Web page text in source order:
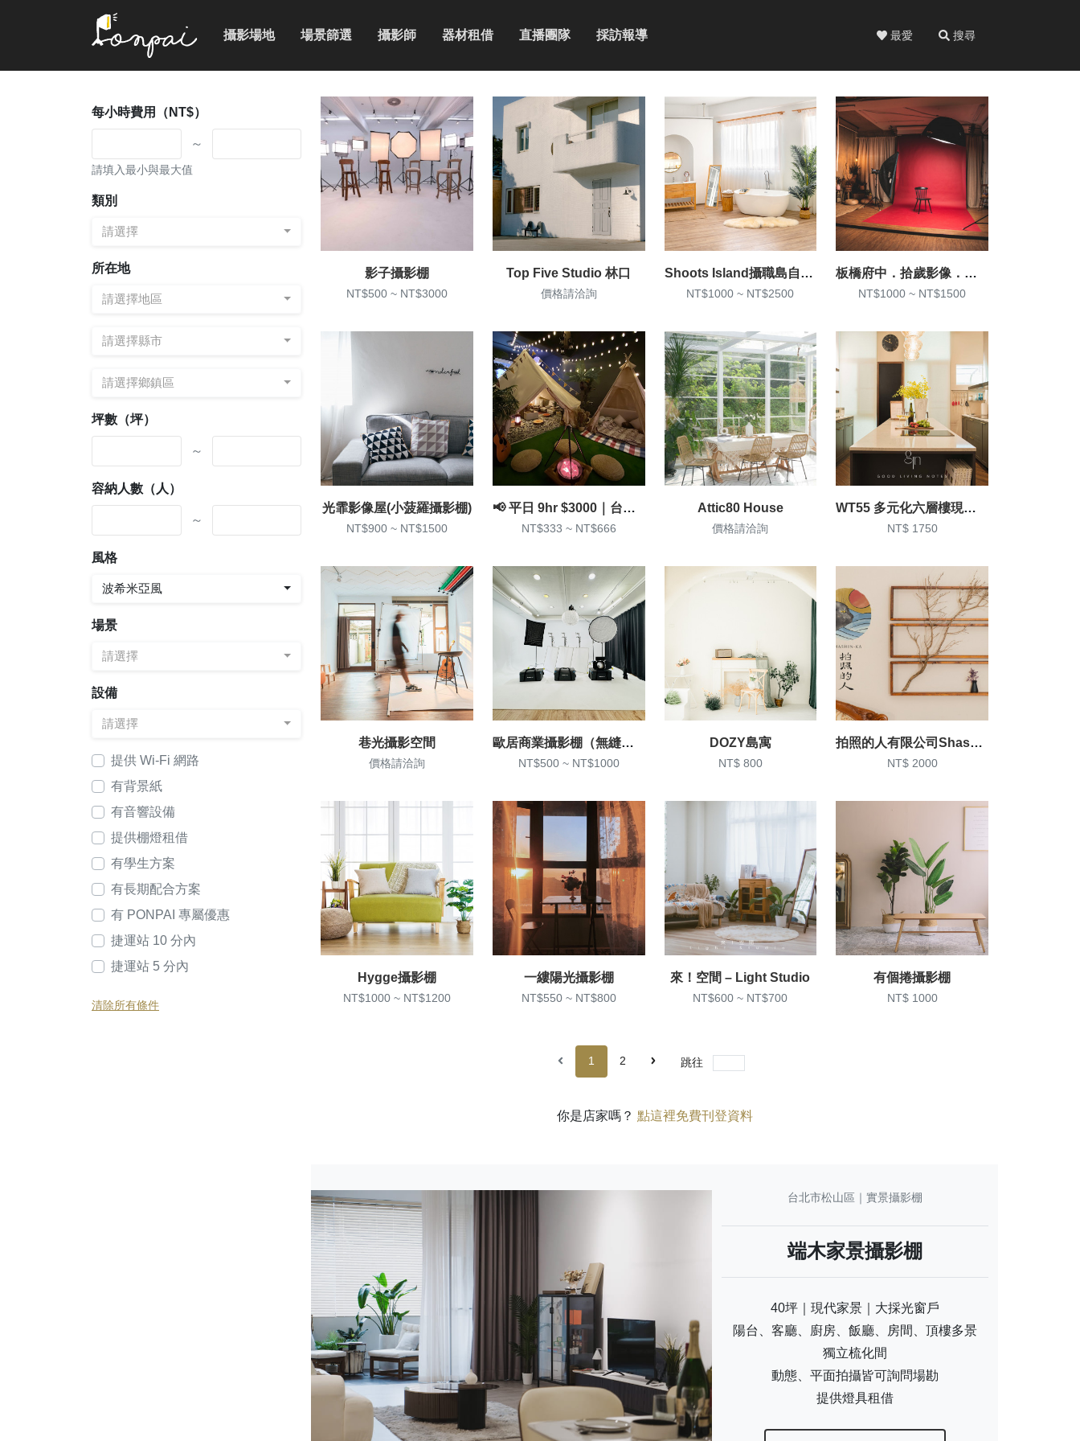
攝影場地 場景篩選 攝影師 器材租借 直播團隊 採訪報導 最愛 搜尋
每小時費用（NT$）
～
請填入最小與最大值
類別
請選擇
所在地
請選擇地區
請選擇縣市
請選擇鄉鎮區
坪數（坪）
～
容納人數（人）
～
風格
波希米亞風
場景
請選擇
設備
請選擇
提供 Wi-Fi 網路
有背景紙
有音響設備
提供棚燈租借
有學生方案
有長期配合方案
有 PONPAI 專屬優惠
捷運站 10 分內
捷運站 5 分內
清除所有條件
影子攝影棚
NT$500 ~ NT$3000
Top Five Studio 林口
價格請洽詢
Shoots Island攝職島自然光實景攝影棚
NT$1000 ~ NT$2500
板橋府中．拾歲影像．商業棚拍
NT$1000 ~ NT$1500
光霏影像屋(小菠羅攝影棚)
NT$900 ~ NT$1500
📢 平日 9hr $3000｜台北車站｜居家風家景棚｜室內露營
NT$333 ~ NT$666
Attic80 House
價格請洽詢
WT55 多元化六層樓現代設計 x 新老屋美學-實景攝影棚/廚房拍攝/親子拍攝
NT$ 1750
巷光攝影空間
價格請洽詢
歐居商業攝影棚（無縫牆）
NT$500 ~ NT$1000
DOZY島寓
NT$ 800
拍照的人有限公司Shashin-Ka
NT$ 2000
Hygge攝影棚
NT$1000 ~ NT$1200
一縷陽光攝影棚
NT$550 ~ NT$800
來！空間 – Light Studio
NT$600 ~ NT$700
有個捲攝影棚
NT$ 1000
1 2 跳往
你是店家嗎？ 點這裡免費刊登資料
台北市松山區｜實景攝影棚
端木家景攝影棚
40坪｜現代家景｜大採光窗戶
陽台、客廳、廚房、飯廳、房間、頂樓多景
獨立梳化間
動態、平面拍攝皆可詢問場勘
提供燈具租借